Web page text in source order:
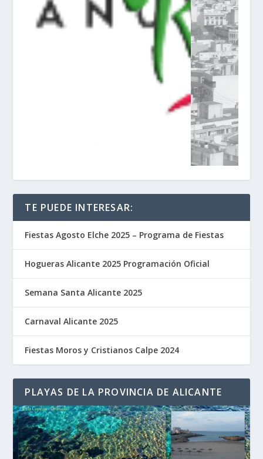
TE PUEDE INTERESAR:
Fiestas Agosto Elche 2025 – Programa de Fiestas
Hogueras Alicante 2025 Programación Oficial
Semana Santa Alicante 2025
Carnaval Alicante 2025
Fiestas Moros y Cristianos Calpe 2024
PLAYAS DE LA PROVINCIA DE ALICANTE